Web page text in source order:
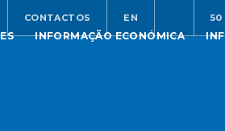
CONTACTOS EN 50
INFORMAÇÃO ECONÓMICA